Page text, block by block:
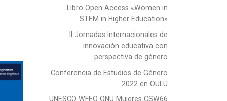
Libro Open Access «Women in
STEM in Higher Education»
II Jornadas Internacionales de
innovación educativa con
perspectiva de género
Conferencia de Estudios de Género
2022 en OULU
UNESCO WFEO ONU Mujeres CSW66